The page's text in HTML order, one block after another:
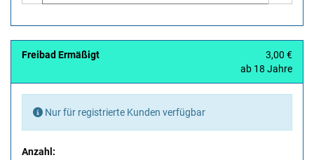
Freibad Ermäßigt
3,00 €
ab 18 Jahre
Nur für registrierte Kunden verfügbar
Anzahl: